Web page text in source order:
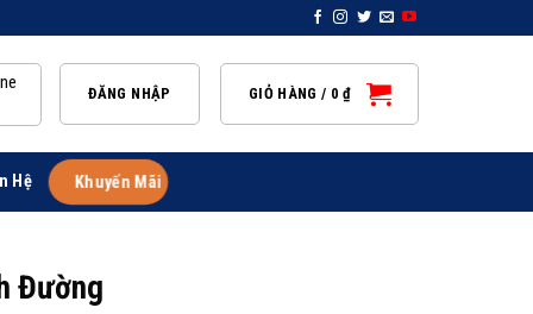
ĐĂNG NHẬP GIỎ HÀNG / 0 ₫
Hệ Khuyến Mãi
Đường